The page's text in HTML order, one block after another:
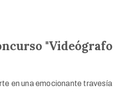
"Videógrafo
en una emocionante travesía